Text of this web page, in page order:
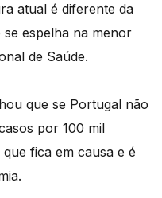
atual é diferente da
espelha na menor
de Saúde.
que se Portugal não
por 100 mil
fica em causa e é